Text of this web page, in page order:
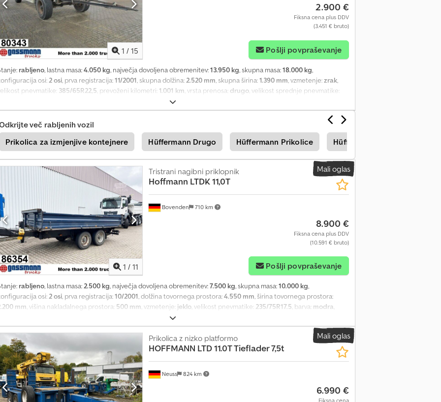
1 / 15
2.900 €
Fiksna cena plus DDV
(3.451 € bruto)
Pošlji povpraševanje
rabljeno, lastna masa:4.050 kg, največja dovoljena obremenitev:13.950 kg, skupna masa:18.000 kg,
osi:2 osi, prva registracija:11/2001, skupna dolžina:2.520 mm, skupna širina:1.390 mm, vzmetenje:zrak,
pnevmatike: 385/65R22,5, prevoženi kilometri:1.001 km, vrsta prenosa: drugo, velikost sprednje pnevmatike:
, Vehicle location: Bovenden, 2 axles, BPW axles, turntable, air suspension. Tyres:
65R22.5 – 80% tread, drum brakes. ACCESSORY DETAILS WITHOUT GUARANTEE. Subject to change, prior sale and
errors excepted! Chedji Rpfwepfx Akvsa
več rabljenih vozil
Prikolica za izmjenjive kontejnere
Hüffermann Drugo Hüffermann Prikolice Hüffermann Hts Prikolice
Mali oglas
1 / 11
Bovenden 710 km
Tristrani nagibni priklopnik
Hoffmann LTDK 11,0T
8.900 €
Fiksna cena plus DDV
(10.591 € bruto)
Pošlji povpraševanje
rabljeno, lastna masa:2.500 kg, največja dovoljena obremenitev:7.500 kg, skupna masa:10.000 kg,
osi:2 osi, prva registracija:10/2001, dolžina tovornega prostora:4.550 mm, širina tovornega prostora:
mm, višina nakladalnega prostora: 500 mm, vzmetenje: jeklo, velikost pnevmatike: 235/75R17.5, barva: modra,
, voznikova kabina:
axles, tandem, leaf suspension, lashing eyes, underrun protection, front support, rear support, swing gates Body: 3-
way tipper trailer with loading ramps, steel drop sides pivoting and folding down, GFA axles, drum brakes! Loading
available at an additional net price of €1,000! ACCESSORY SPECIFICATIONS WITHOUT GUARANTEE, subject to
prior sale, and errors! Codpfx Ajmu Rfrskvjha
Mali oglas
Neuss 824 km
Prikolica z nizko platformo
HOFFMANN LTD 11.0T Tieflader 7,5t
6.990 €
Fiksna cena